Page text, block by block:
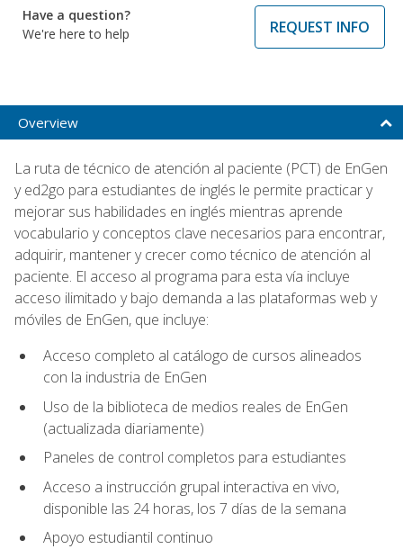
Have a question?
We're here to help
REQUEST INFO
Overview
La ruta de técnico de atención al paciente (PCT) de EnGen
y ed2go para estudiantes de inglés le permite practicar y
mejorar sus habilidades en inglés mientras aprende
vocabulario y conceptos clave necesarios para encontrar,
adquirir, mantener y crecer como técnico de atención al
paciente. El acceso al programa para esta vía incluye
acceso ilimitado y bajo demanda a las plataformas web y
móviles de EnGen, que incluye:
Acceso completo al catálogo de cursos alineados
con la industria de EnGen
Uso de la biblioteca de medios reales de EnGen
(actualizada diariamente)
Paneles de control completos para estudiantes
Acceso a instrucción grupal interactiva en vivo,
disponible las 24 horas, los 7 días de la semana
Apoyo estudiantil continuo